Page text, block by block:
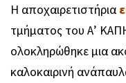
Η αποχαιρετιστήρια
τμήματος του Α’
ολοκληρώθηκε μια
καλοκαιρινή